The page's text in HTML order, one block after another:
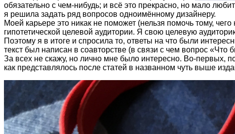
обязательно с чем-нибудь; и всё это прекрасно, но мало
я решила задать ряд вопросов одноимённому дизайнеру.
Моей карьере это никак не поможет (нельзя помочь тому,
гипотетической целевой аудитории. Я свою целевую
Поэтому я в итоге и спросила то, ответы на что были
текст был написан в соавторстве (в связи с чем вопрос
За всех не скажу, но лично мне было интересно. Во-первых,
как представлялось после статей в названном чуть выше